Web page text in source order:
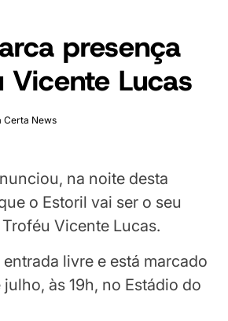
presença
Vicente Lucas
Certa News
na noite desta
o Estoril vai ser o seu
Vicente Lucas.
livre e está marcado
julho, às 19h, no Estádio do